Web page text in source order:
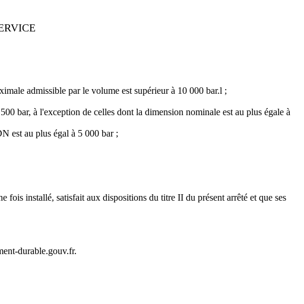
admissible par le volume est supérieur à 10 000 bar.l ;
bar, à l'exception de celles dont la dimension nominale est au plus égale à
est au plus égal à 5 000 bar ;
installé, satisfait aux dispositions du titre II du présent arrêté et que ses
durable.gouv.fr.